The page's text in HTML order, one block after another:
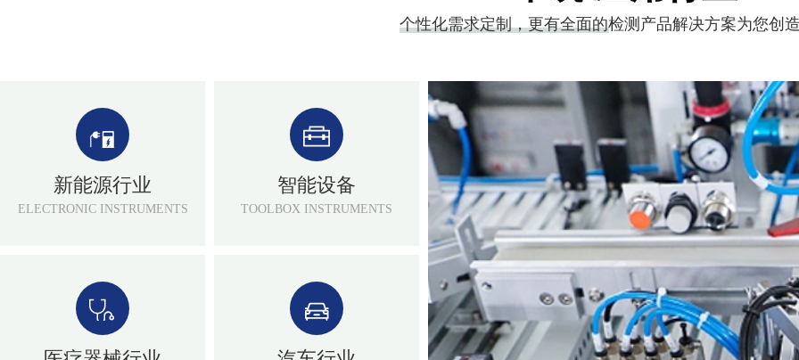
个性化需求定制，更有全面的检测产品解决方案为您创
新能源行业
ELECTRONIC INSTRUMENTS
智能设备
TOOLBOX INSTRUMENTS